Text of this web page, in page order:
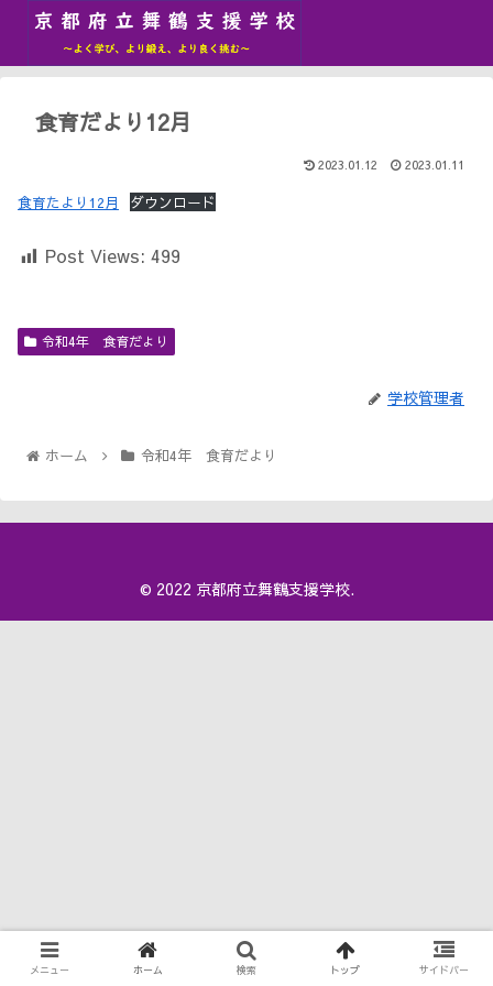
食育だより12月
2023.01.12 2023.01.11
食育たより12月 ダウンロード
Post Views: 499
令和4年 食育だより
学校管理者
ホーム 令和4年 食育だより
© 2022 京都府立舞鶴支援学校.
メニュー ホーム 検索 トップ サイドバー